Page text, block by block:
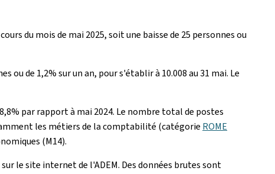
du mois de mai 2025, soit une baisse de 25 personnes ou
de 1,2% sur un an, pour s'établir à 10.008 au 31 mai. Le
par rapport à mai 2024. Le nombre total de postes
les métiers de la comptabilité (catégorie ROME
(M14).
sur le site internet de l'ADEM. Des données brutes sont